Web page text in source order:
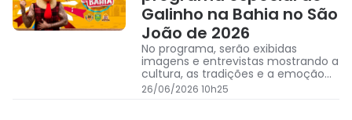
Galinho na Bahia no São
João de 2026
No programa, serão exibidas
imagens e entrevistas mostrando a
cultura, as tradições e a emoção
do São João das cidades de Irecê,
Jequié e Serrinha, por onde o
26/06/2026 10h25